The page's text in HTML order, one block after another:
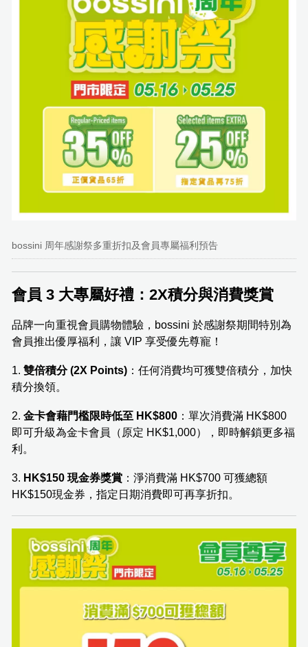
bossini 周年感謝祭多重折扣及會員專屬福利預告
會員 3 大專屬好禮：2X積分與消費獎賞
品牌一向重視會員購物體驗，bossini 於感謝祭期間特別為
會員推出優厚福利，讓 VIP 享受優先尊寵！
1. 雙倍積分 (2X Points) ：任何消費均可獲雙倍積分，加快
積分換領。
2. 金卡會藉門檻限時低至 HK$800 ：單次消費滿 HK$800
即可升級為金卡會員（原定 HK$1,000），即時解鎖更多福
利。
3. HK$150 現金券獎賞 ：淨消費滿 HK$700 可獲總額
HK$150現金券，指定日期消費即可再享折扣。